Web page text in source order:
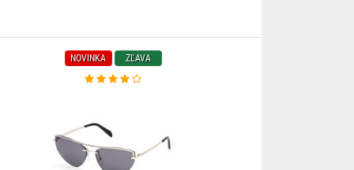
NOVINKA ZĽAVA